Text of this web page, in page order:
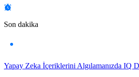
Son dakika
Yapay Zeka İçeriklerini Algılamanızda IQ